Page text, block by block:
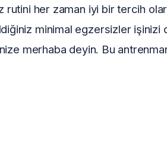
her zaman iyi bir tercih
minimal egzersizler işinizi
merhaba deyin. Bu